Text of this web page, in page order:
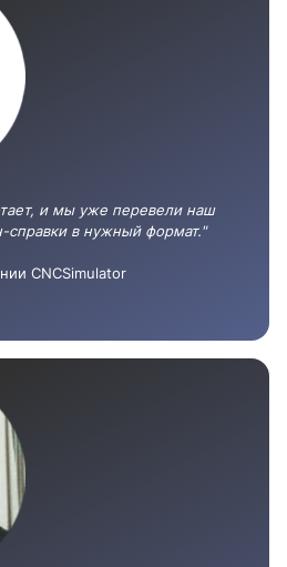
и мы уже перевели наш
справки в нужный формат."
CNCSimulator